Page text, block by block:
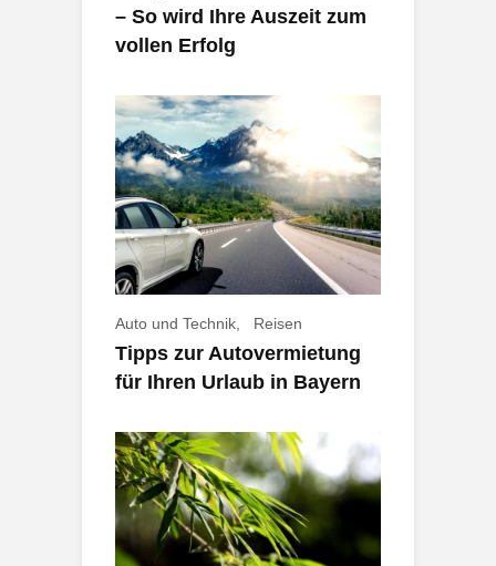
– So wird Ihre Auszeit zum
vollen Erfolg
Auto und Technik Reisen
Tipps zur Autovermietung
für Ihren Urlaub in Bayern